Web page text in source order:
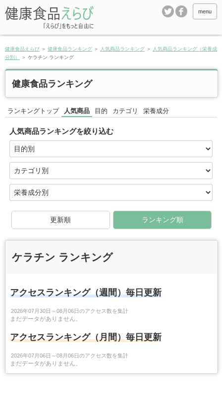
menu
健康食品えらび ＞ 健康食品ランキング ＞ 人気商品ランキング ＞
人気商品ランキング（栄養成
分別）
＞ ケラチン ランキング
健康食品ランキング
ランキングトップ 人気商品 目的 カテゴリ 栄養成分
人気商品ランキングを絞り込む
更新順 ランキング順
ケラチン ランキング
アクセスランキング（週間）毎日更新
2026年07月30日～08月06日のアクセス数を集計
まだデータがありません。
アクセスランキング（月間）毎日更新
2026年07月06日～08月06日のアクセス数を集計
まだデータがありません。